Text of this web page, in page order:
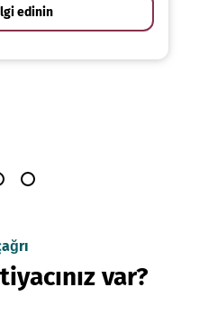
edinin
var?